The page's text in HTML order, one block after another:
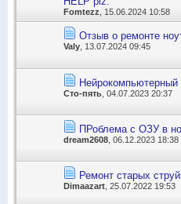
Fomtezz , 15.06.2024 10:58
Отзыв о ремонте
Valy , 13.07.2024 09:45
Нейрокомпьютерный
Сто-пять , 04.07.2023 20:37
ПРоблема с ОЗУ в
dream2608 , 06.12.2023 18:38
Ремонт старых
Dimaazart, 25.07.2022 19:53